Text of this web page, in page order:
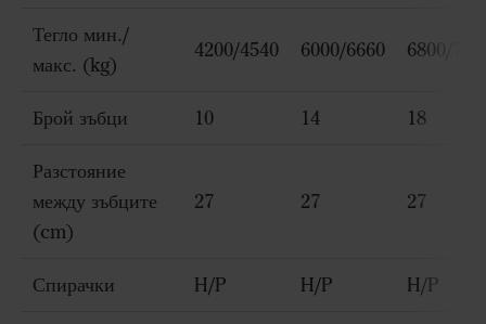
Тегло мин./
макс. (kg)
4200/4540 6000/6660 6800/
Брой зъбци 10 14 18
Разстояние
между зъбците
(cm)
27 27 27
Спирачки H/P H/P H/P